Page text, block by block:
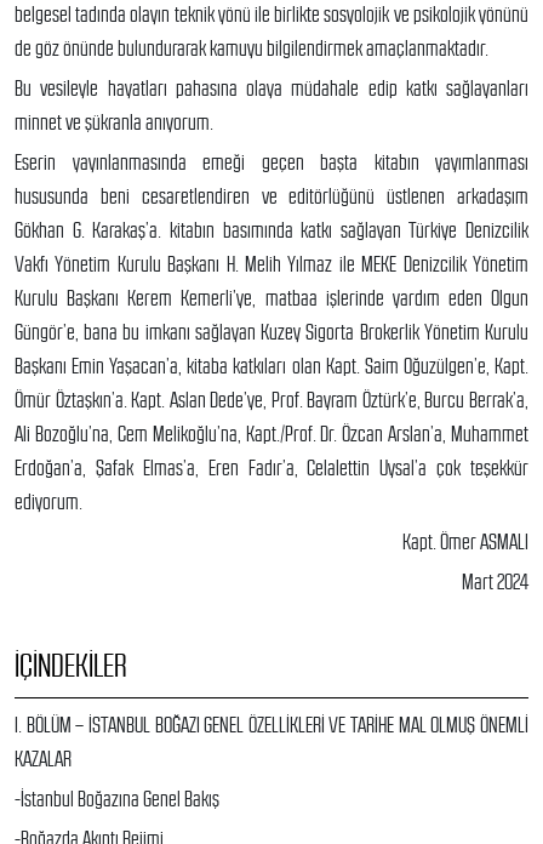
belgesel tadında olayın teknik yönü ile birlikte sosyolojik ve psikolojik yönünü
de göz önünde bulundurarak kamuyu bilgilendirmek amaçlanmaktadır.
Bu vesileyle hayatları pahasına olaya müdahale edip katkı sağlayanları
minnet ve şükranla anıyorum.
Eserin yayınlanmasında emeği geçen başta kitabın yayımlanması
hususunda beni cesaretlendiren ve editörlüğünü üstlenen arkadaşım
Gökhan G. Karakaş’a. kitabın basımında katkı sağlayan Türkiye Denizcilik
Vakfı Yönetim Kurulu Başkanı H. Melih Yılmaz ile MEKE Denizcilik Yönetim
Kurulu Başkanı Kerem Kemerli’ye, matbaa işlerinde yardım eden Olgun
Güngör’e, bana bu imkanı sağlayan Kuzey Sigorta Brokerlik Yönetim Kurulu
Başkanı Emin Yaşacan’a, kitaba katkıları olan Kapt. Saim Oğuzülgen’e, Kapt.
Ömür Öztaşkın’a. Kapt. Aslan Dede’ye, Prof. Bayram Öztürk’e, Burcu Berrak’a,
Ali Bozoğlu’na, Cem Melikoğlu’na, Kapt./Prof. Dr. Özcan Arslan’a, Muhammet
Erdoğan’a, Şafak Elmas’a, Eren Fadır’a, Celalettin Uysal’a çok teşekkür
ediyorum.
Kapt. Ömer ASMALI
Mart 2024
İÇINDEKILER
I. BÖLÜM – İSTANBUL BOĞAZI GENEL ÖZELLİKLERİ VE TARİHE MAL OLMUŞ ÖNEMLİ
KAZALAR
-İstanbul Boğazına Genel Bakış